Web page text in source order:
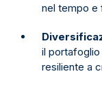
nel tempo e
il portafoglio
resiliente a